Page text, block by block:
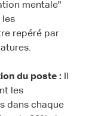
mentale"
les
repéré par
du poste : Il
les
dans chaque